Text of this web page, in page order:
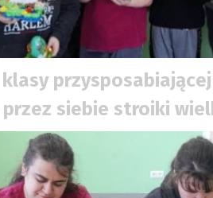
siebie stroiki